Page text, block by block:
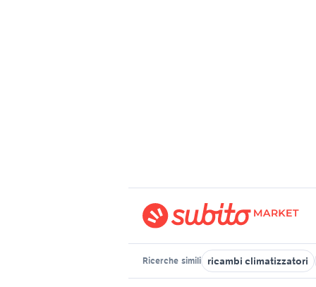
Ricerche simili ricambi climatizzatori